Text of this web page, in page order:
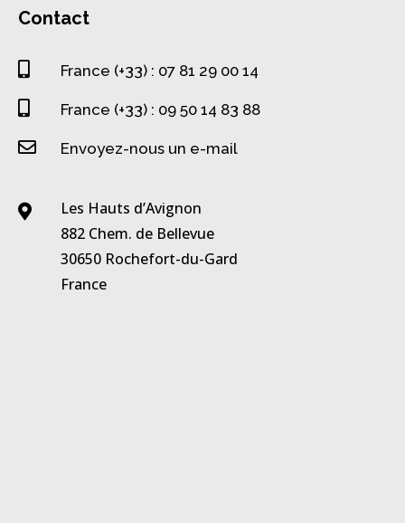
Contact
 France (+33) : 07 81 29 00 14
 France (+33) : 09 50 14 83 88
 Envoyez-nous un e-mail

Les Hauts d’Avignon
882 Chem. de Bellevue
30650 Rochefort-du-Gard
France